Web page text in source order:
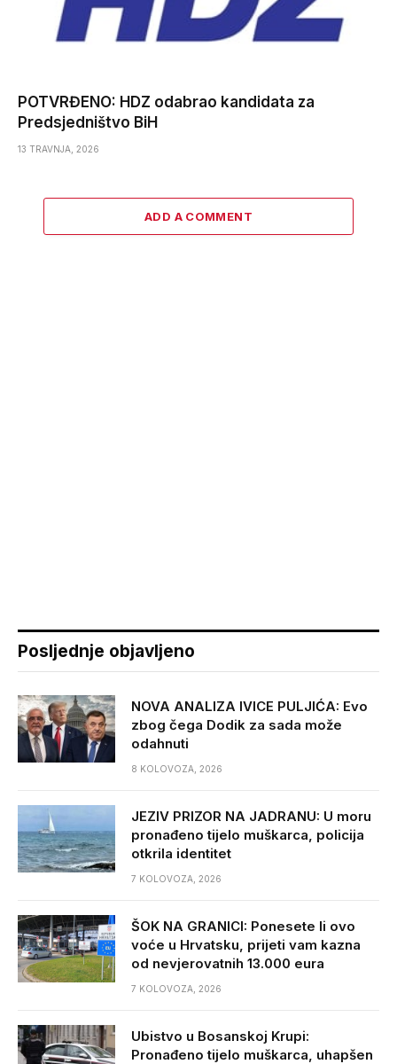
POTVRĐENO: HDZ odabrao kandidata za
Predsjedništvo BiH
13 TRAVNJA, 2026
ADD A COMMENT
Posljednje objavljeno
NOVA ANALIZA IVICE PULJIĆA: Evo
zbog čega Dodik za sada može
odahnuti
8 KOLOVOZA, 2026
JEZIV PRIZOR NA JADRANU: U moru
pronađeno tijelo muškarca, policija
otkrila identitet
7 KOLOVOZA, 2026
ŠOK NA GRANICI: Ponesete li ovo
voće u Hrvatsku, prijeti vam kazna
od nevjerovatnih 13.000 eura
7 KOLOVOZA, 2026
Ubistvo u Bosanskoj Krupi:
Pronađeno tijelo muškarca, uhapšen